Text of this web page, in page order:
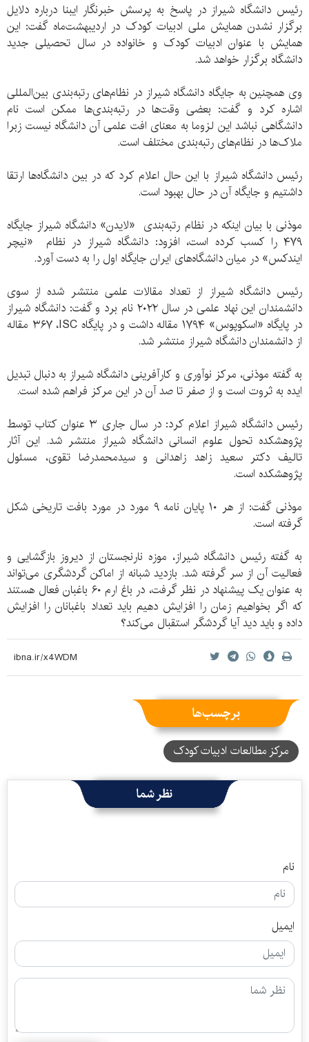
رئیس دانشگاه شیراز در پاسخ به پرسش خبرنگار ایبنا درباره دلایل
برگزار نشدن همایش ملی ادبیات کودک در اردیبهشت‌ماه گفت: این
همایش با عنوان ادبیات کودک و خانواده در سال تحصیلی جدید
دانشگاه برگزار خواهد شد.
وی همچنین به جایگاه دانشگاه شیراز در نظام‌های رتبه‌بندی بین‌المللی
اشاره کرد و گفت: بعضی وقت‌ها در رتبه‌بندی‌ها ممکن است نام
دانشگاهی نباشد این لزوما به معنای افت علمی آن دانشگاه نیست زبرا
ملاک‌ها در نظام‌های رتبه‌بندی مختلف است.
رئیس دانشگاه شیراز با این حال اعلام کرد که در بین دانشگاه‌ها ارتقا
داشتیم و جایگاه آن در حال بهبود است.
موذنی با بیان اینکه در نظام رتبه‌بندی «لایدن» دانشگاه شیراز جایگاه
۴٧٩ را کسب کرده است، افزود: دانشگاه شیراز در نظام «نیچر
ایندکس» در میان دانشگاه‌های ایران جایگاه اول را به دست آورد.
رئیس دانشگاه شیراز از تعداد مقالات علمی منتشر شده از سوی
دانشمندان این نهاد علمی در سال ٢٠٢٢ نام برد و گفت: دانشگاه شیراز
در پایگاه «اسکوپوس» ١٧٩۴ مقاله داشت و در پایگاه ISC، ٣۶٧ مقاله
از دانشمندان دانشگاه شیراز منتشر شد.
به گفته موذنی، مرکز نوآوری و کارآفرینی دانشگاه شیراز به دنبال تبدیل
ایده به ثروت است و از صفر تا صد آن در این مرکز فراهم شده است.
رئیس دانشگاه شیراز اعلام کرد: در سال جاری ٣ عنوان کتاب توسط
پژوهشکده تحول علوم انسانی دانشگاه شیراز منتشر شد. این آثار
تالیف دکتر سعید زاهد زاهدانی و سیدمحمدرضا تقوی، مسئول
پژوهشکده است.
موذنی گفت: از هر ۱۰ پایان نامه ۹ مورد در مورد بافت تاریخی شکل
گرفته است.
به گفته رئیس دانشگاه شیراز، موزه نارنجستان از دیروز بازگشایی و
فعالیت آن از سر گرفته شد. بازدید شبانه از اماکن گردشگری می‌تواند
به عنوان یک پیشنهاد در نظر گرفت، در باغ ارم ۶۰ باغبان فعال هستند
که اگر بخواهیم زمان را افزایش دهیم باید تعداد باغبانان را افزایش
داده و باید دید آیا گردشگر استقبال می‌کند؟
برچسب‌ها
مرکز مطالعات ادبیات کودک
نظر شما
نام
ایمیل